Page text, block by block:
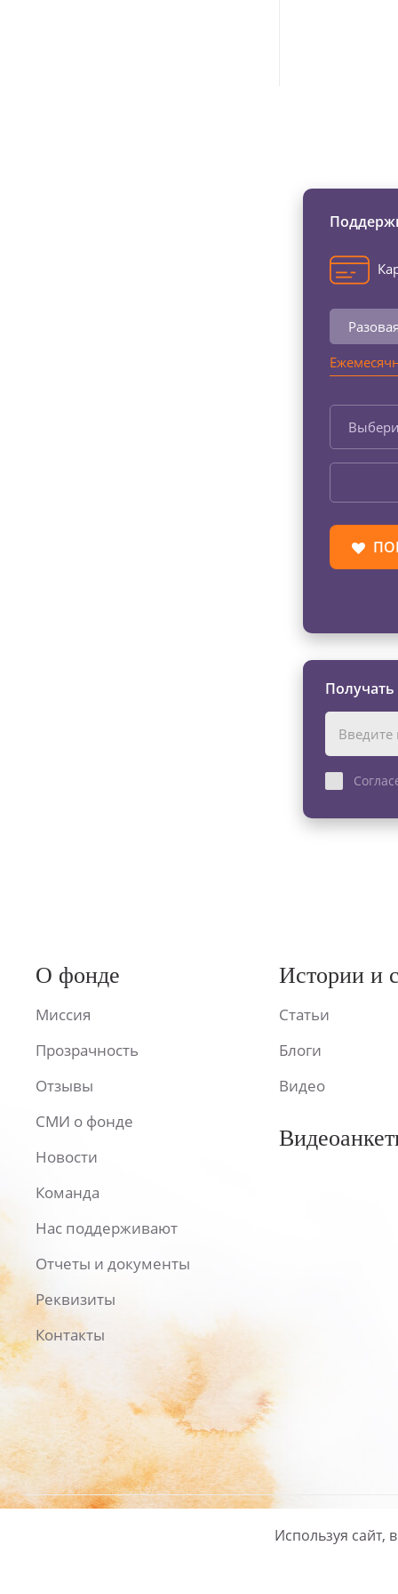
О фонде
Миссия
Прозрачность
Отзывы
СМИ о фонде
Новости
Команда
Нас поддерживают
Отчеты и документы
Реквизиты
Контакты
Истории и
Статьи
Блоги
Видео
Политика
Используя сайт,